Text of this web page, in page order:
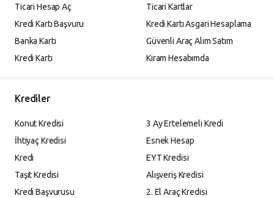
Ticari Hesap Aç
Kredi Kartı Başvuru
Banka Kartı
Kredi Kartı
Ticari Kartlar
Kredi Kartı Asgari Hesaplama
Güvenli Araç Alım Satım
Kiram Hesabımda
Krediler
Konut Kredisi
İhtiyaç Kredisi
Kredi
Taşıt Kredisi
Kredi Başvurusu
3 Ay Ertelemeli Kredi
Esnek Hesap
EYT Kredisi
Alışveriş Kredisi
2. El Araç Kredisi